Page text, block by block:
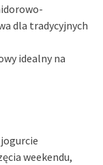
dla tradycyjnych
idealny na
weekendu,